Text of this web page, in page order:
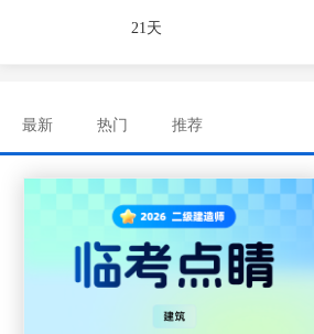
21天
最新 热门 推荐